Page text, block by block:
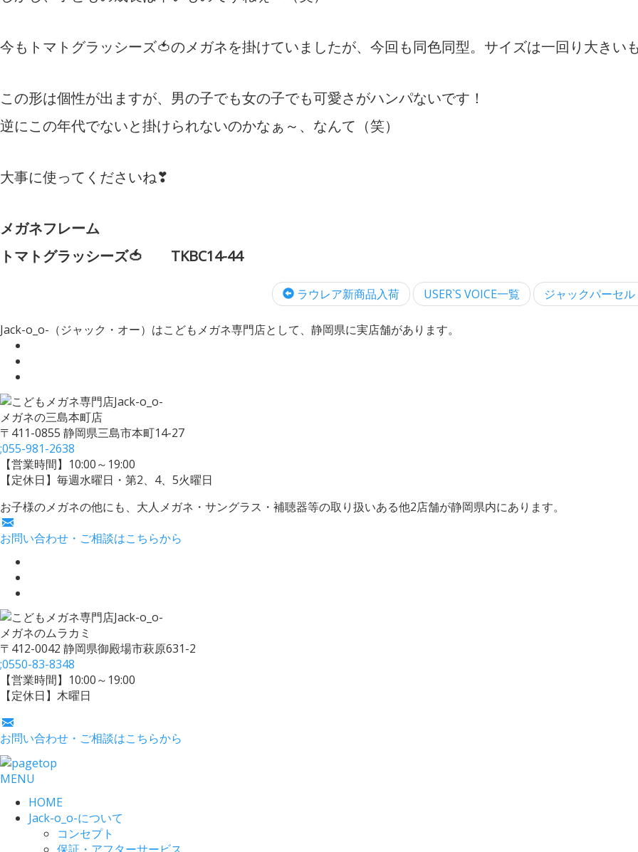
今もトマトグラッシーズ🍅のメガネを掛けていましたが、今回も同色同型。サイズは一回り大きいも
この形は個性が出ますが、男の子でも女の子でも可愛さがハンパないです！
逆にこの年代でないと掛けられないのかなぁ～、なんて（笑）
大事に使ってくださいね❣
メガネフレーム
トマトグラッシーズ🍅 TKBC14-44
ラウレア新商品入荷 USER`S VOICE一覧 ジャックパーセル
Jack-o_o-（ジャック・オー）はこどもメガネ専門店として、静岡県に実店舗があります。
メガネの三島本町店
〒411-0855 静岡県三島市本町14-27
;055-981-2638
【営業時間】10:00～19:00
【定休日】毎週水曜日・第2、4、5火曜日
お子様のメガネの他にも、大人メガネ・サングラス・補聴器等の取り扱いある他2店舗が静岡県内にあります。
お問い合わせ・ご相談はこちらから
メガネのムラカミ
〒412-0042 静岡県御殿場市萩原631-2
;0550-83-8348
【営業時間】10:00～19:00
【定休日】木曜日
お問い合わせ・ご相談はこちらから
MENU
HOME
Jack-o_o-について
コンセプト